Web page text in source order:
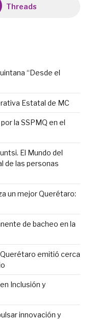
Threads
“Desde el
Estatal de MC
la SSPMQ en el
El Mundo del
de las personas
un mejor Querétaro:
de bacheo en la
emitió cerca
Inclusión y
innovación y